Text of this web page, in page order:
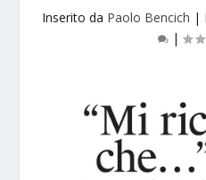
Inserito da Paolo Bencich |
|